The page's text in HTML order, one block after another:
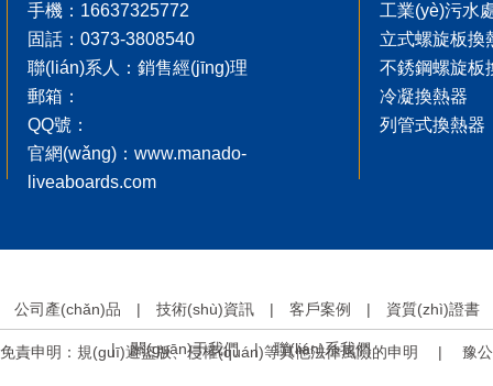
手機：16637325772
固話：0373-3808540
聯(lián)系人：銷售經(jīng)理
郵箱：
QQ號：
官網(wǎng)：www.manado-
liveaboards.com
工業(yè)污水
立式螺旋板換
不銹鋼螺旋板
冷凝換熱器
列管式換熱器
公司產(chǎn)品 | 技術(shù)資訊 | 客戶案例 | 資質(zhì)證書
| 關(guān)于我們 | 聯(lián)系我們
免責申明：規(guī)避盜版、侵權(quán)等其他法律風險的申明 | 豫公